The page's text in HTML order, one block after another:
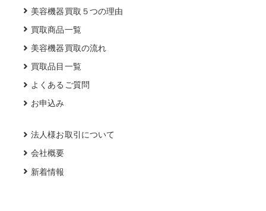
美容機器買取５つの理由
買取商品一覧
美容機器買取の流れ
買取品目一覧
よくあるご質問
お申込み
法人様お取引について
会社概要
新着情報